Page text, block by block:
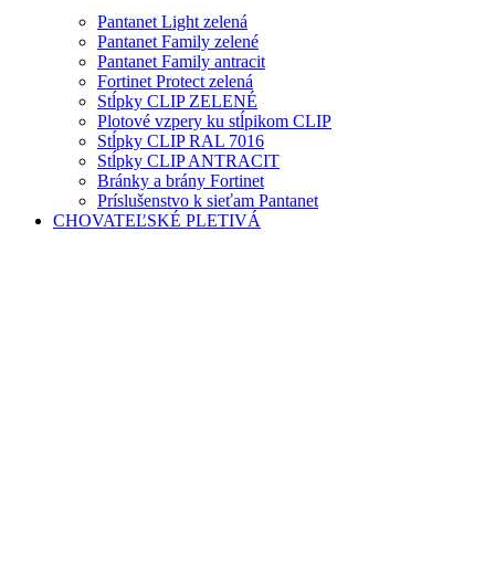
Pantanet Light zelená
Pantanet Family zelené
Pantanet Family antracit
Fortinet Protect zelená
Stĺpky CLIP ZELENÉ
Plotové vzpery ku stĺpikom CLIP
Stĺpky CLIP RAL 7016
Stĺpky CLIP ANTRACIT
Bránky a brány Fortinet
Príslušenstvo k sieťam Pantanet
CHOVATEĽSKÉ PLETIVÁ